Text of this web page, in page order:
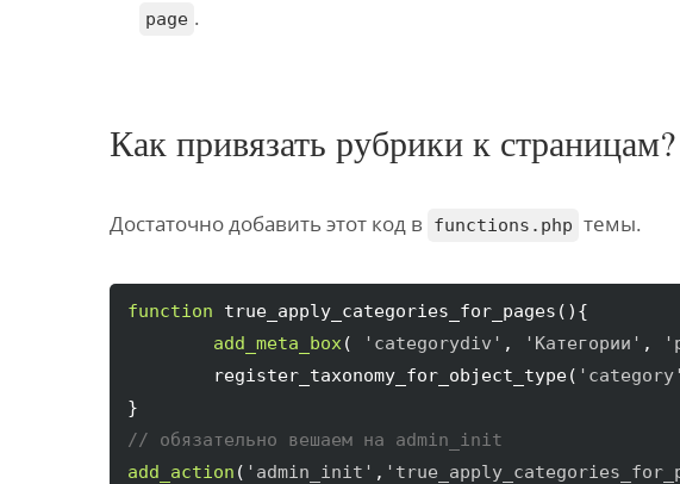
page .
Как привязать рубрики к страницам?
Достаточно добавить этот код в functions.php темы.
function true_apply_categories_for_pages ( ) {
add_meta_box( 'categorydiv' , 'Категории' ,
	register_taxonomy_for_object_type
( 'category'
}
// обязательно вешаем на admin_init
add_action ( 'admin_init' ,